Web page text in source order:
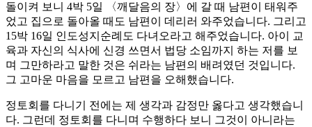
돌이켜 보니 4박 5일 〈깨달음의 장〉에 갈 때 남편이 태워주
었고 집으로 돌아올 때도 남편이 데리러 와주었습니다. 그리고
15박 16일 인도성지순례도 다녀오라고 해주었습니다. 아이 교
육과 자신의 식사에 신경 쓰면서 법당 소임까지 하는 저를 보
며 그만하라고 말한 것은 쉬라는 남편의 배려였던 것입니다.
그 고마운 마음을 모르고 남편을 오해했습니다.
정토회를 다니기 전에는 제 생각과 감정만 옳다고 생각했습니
다. 그런데 정토회를 다니며 수행하다 보니 그것이 아니라는